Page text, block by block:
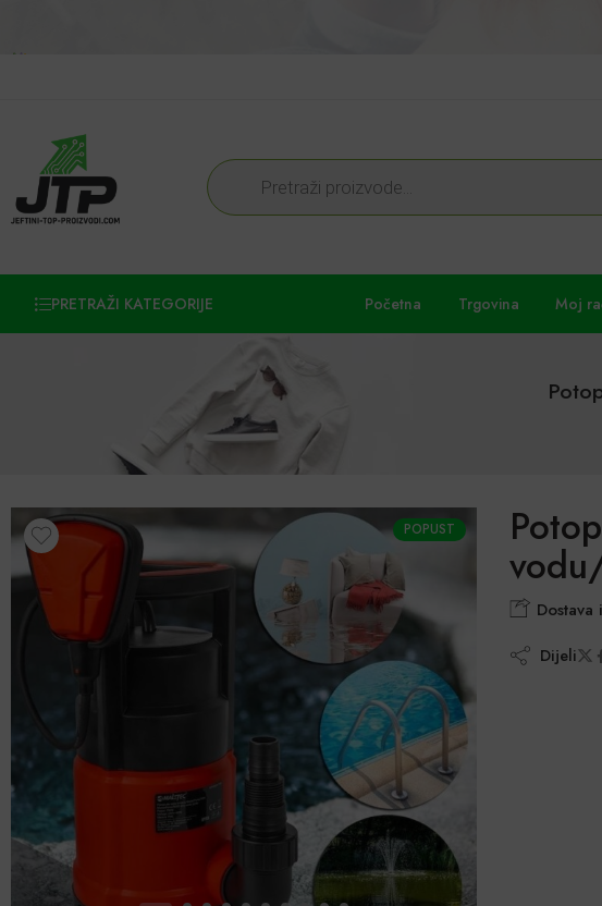
PRETRAŽI KATEGORIJE Početna Trgovina Moj
POPUST
Dijeli